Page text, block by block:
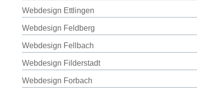
Webdesign Ettlingen
Webdesign Feldberg
Webdesign Fellbach
Webdesign Filderstadt
Webdesign Forbach